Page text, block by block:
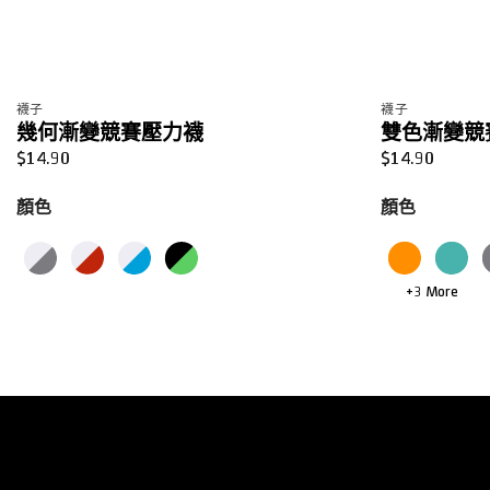
襪子
幾何漸變競賽壓力襪
$14.90
顏色
襪子
雙色漸變
$14.90
顏色
+3 More